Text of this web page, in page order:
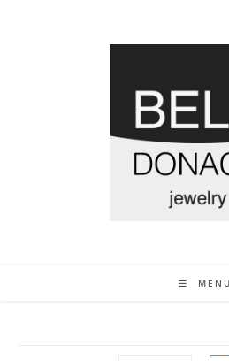
MENU